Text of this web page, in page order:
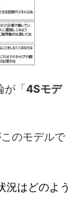
「 4Sモデ
のモデルで
況はどのよう